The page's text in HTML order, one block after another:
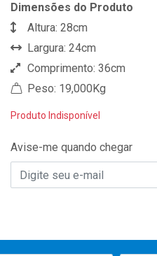
Dimensões do Produto
Altura: 28cm
Largura: 24cm
Comprimento: 36cm
Peso: 19,000Kg
Produto Indisponível
Avise-me quando chegar